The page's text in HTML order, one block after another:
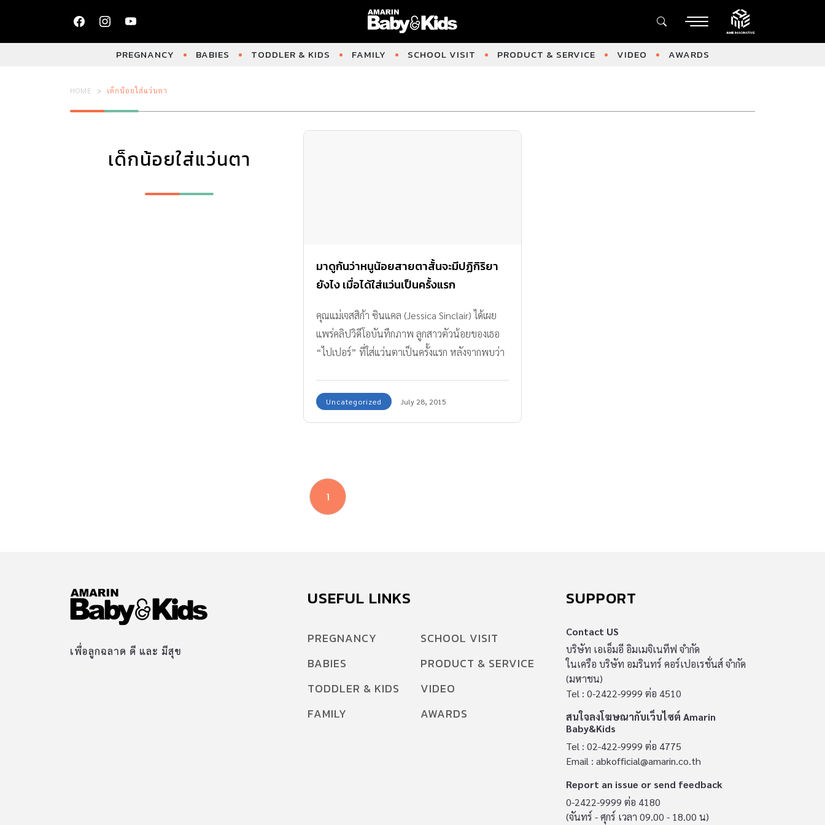
PREGNANCY BABIES TODDLER & KIDS FAMILY SCHOOL VISIT PRODUCT & SERVICE VIDEO AWARDS
HOME เด็กน้อยใส่แว่นตา
เด็กน้อยใส่แว่นตา
มาดูกันว่าหนูน้อยสายตาสั้นจะมีปฏิกิริยา
ยังไง เมื่อได้ใส่แว่นเป็นครั้งแรก
คุณแม่เจสสิก้า ซินแคล (Jessica Sinclair) ได้เผย
แพร่คลิปวิดีโอบันทึกภาพ ลูกสาวตัวน้อยของเธอ
“ไปเปอร์” ที่ใส่แว่นตาเป็นครั้ง­แรก หลังจากพบว่า
เหมือนว่านี่จะเป็น­ครั้งแรกที่หนูน้อยได้เห็นพ่อและ
แม่ของเธอ­อย่างชัดเจน ทำให้เธอนิ่งไปพร้อมกับยิ้ม
สวมให้ ก็ดิ้นเหมือนรำคาญจังเลย เอาอะไรมาใส่ให้
ป๋มเนี่ย แต่พอขยับแว่นจนไปอยู่บนดั้งของไปเปอร์
แล้ว เจ้าหนูก็เกิดอาการอย่างนี้ และแล้วไปเปอร์ก็
ภาพและข้อมูลจาก : baby.kapook.com ขอบคุณ
Uncategorized July 28, 2015
1
เพื่อลูกฉลาด ดี และ มีสุข
USEFUL LINKS
PREGNANCY
BABIES
TODDLER & KIDS
FAMILY
SCHOOL VISIT
PRODUCT & SERVICE
VIDEO
AWARDS
SUPPORT
Contact US
บริษัท เอเอ็มอี อิมเมจิเนทีฟ จำกัด
ในเครือ บริษัท อมรินทร์ คอร์เปอเรชั่นส์ จำกัด
(มหาชน)
Tel : 0-2422-9999 ต่อ 4510
สนใจลงโฆษณากับเว็บไซต์ Amarin
Baby&Kids
Tel : 02-422-9999 ต่อ 4775
Email : abkofficial@amarin.co.th
Report an issue or send feedback
0-2422-9999 ต่อ 4180
(จันทร์ - ศุกร์ เวลา 09.00 - 18.00 น)